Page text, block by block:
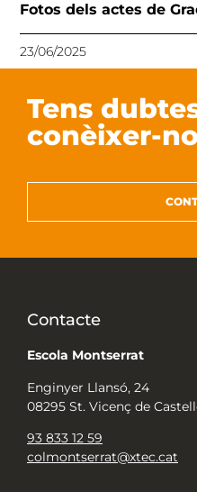
Fotos dels actes de
23/06/2025
Tens
conèixer-
Contacte
Escola Montserrat
Enginyer Llansó, 24
08295 St. Vicenç de
93 833 12 59
colmontserrat@xtec.cat